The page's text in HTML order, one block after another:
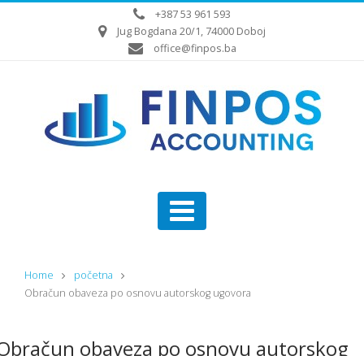
+387 53 961 593
Jug Bogdana 20/1, 74000 Doboj
office@finpos.ba
Home
početna
Obračun obaveza po osnovu autorskog ugovora
obaveza po osnovu autorskog